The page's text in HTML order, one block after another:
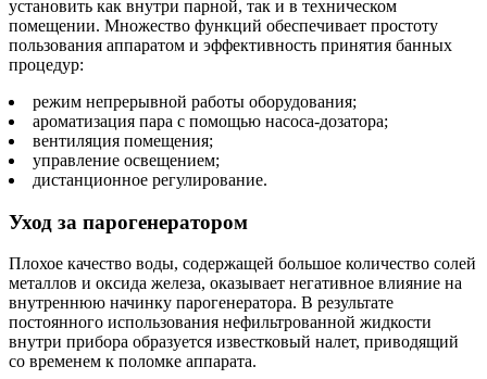
установить как внутри парной, так и в техническом
помещении. Множество функций обеспечивает простоту
пользования аппаратом и эффективность принятия банных
процедур:
режим непрерывной работы оборудования;
ароматизация пара с помощью насоса-дозатора;
вентиляция помещения;
управление освещением;
дистанционное регулирование.
Уход за парогенератором
Плохое качество воды, содержащей большое количество солей
металлов и оксида железа, оказывает негативное влияние на
внутреннюю начинку парогенератора. В результате
постоянного использования нефильтрованной жидкости
внутри прибора образуется известковый налет, приводящий
со временем к поломке аппарата.